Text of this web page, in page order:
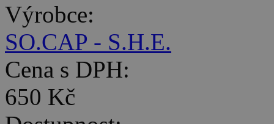
Výrobce:
SO.CAP - S.H.E.
Cena s DPH:
650 Kč